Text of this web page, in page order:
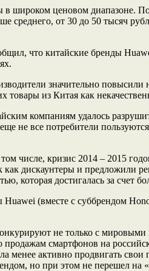
широком ценовом диапазоне.
от 30 до 50 тысяч
что китайские бренды
значительно
из Китая как
компаниям удалось
не все потребители
числе, кризис 2014 – 2015
дискаунтеры и предложили
которая достигалась за счет
(вместе с суббрендом
не только с
продажам смартфонов на
менее активно продвигать
но при этом не перешел на